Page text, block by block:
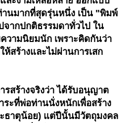
นมากที่สุดรุ่นหนึ่ง เป็น "พิมพ์
ากปกติธรรมดาทั่วไป ใน
วามนิยมนัก เพราะคิดกันว่า
สร้างและไม่ผ่านการเสก
รสร้างจริงว่า ได้รับอนุญาต
ระที่พ่อท่านนั่งหนักเพื่อสร้าง
ธาตุน้อย) แต่ปีนั้นมีวัตถุมงคล